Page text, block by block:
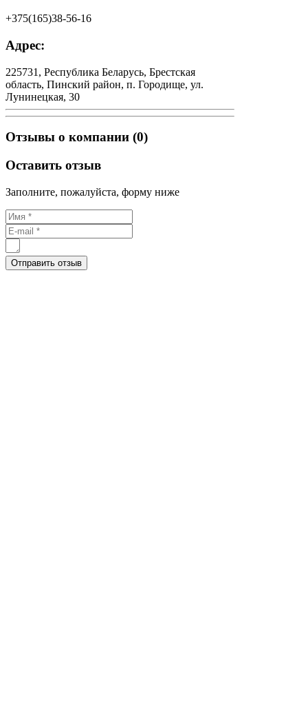
+375(165)38-56-16
Адрес:
225731, Республика Беларусь, Брестская
область, Пинский район, п. Городище, ул.
Лунинецкая, 30
Отзывы о компании (0)
Оставить отзыв
Заполните, пожалуйста, форму ниже